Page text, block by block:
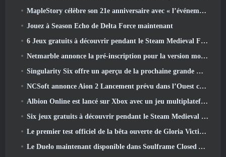
MapleStory célèbre son 21e anniversaire avec « l’événement de l’Université Maple »
Jouez à Season Echo de Delta Force maintenant
6 Jeux gratuits à découvrir pendant le Steam Medieval Fest
Netmarble annonce la pré-inscription pour la version mondiale du MMORPG de science-fiction RF Online Next
Singularity Six offre un aperçu de la prochaine grande mise à jour de Palia The Royal Highlands
NCSoft annonce Aion 2 Lancement prévu dans l’Ouest cette année
Albion Online est lancé sur Xbox avec un jeu multiplateforme complet
Six jeux gratuits à découvrir pendant le Steam Medieval Fest
Le premier test officiel de la bêta ouverte de Gloria Victis démarre aujourd’hui
Le Duelo maintenant disponible dans Soulframe Closed Alpha